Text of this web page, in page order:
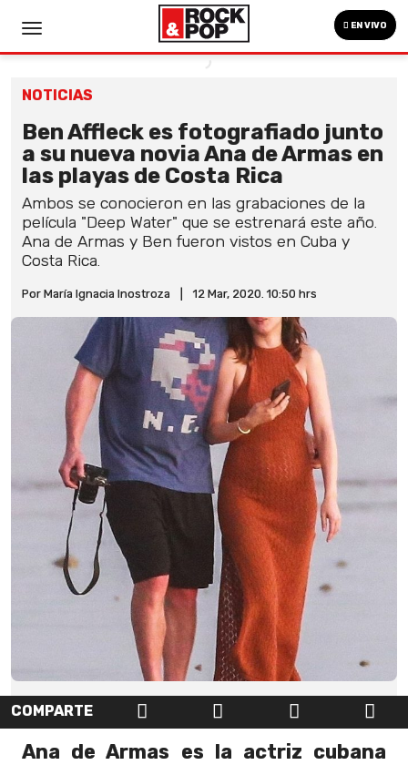
EN VIVO
NOTICIAS
Ben Affleck es fotografiado junto
a su nueva novia Ana de Armas en
las playas de Costa Rica
Ambos se conocieron en las grabaciones de la
película "Deep Water" que se estrenará este año.
Ana de Armas y Ben fueron vistos en Cuba y
Costa Rica.
Por María Ignacia Inostroza 12 Mar, 2020. 10:50 hrs
COMPARTE
Ana de Armas es la actriz cubana